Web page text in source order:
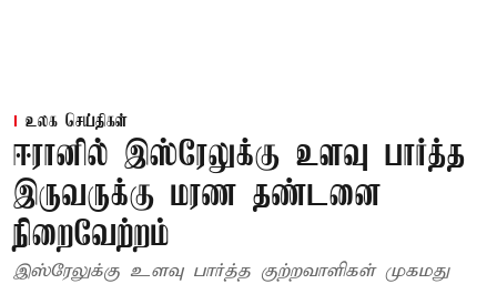
உலக செய்திகள்
ஈரானில் இஸ்ரேலுக்கு உளவு பார்த்த
இருவருக்கு மரண தண்டனை
நிறைவேற்றம்
இஸ்ரேலுக்கு உளவு பார்த்த குற்றவாளிகள் முகமது